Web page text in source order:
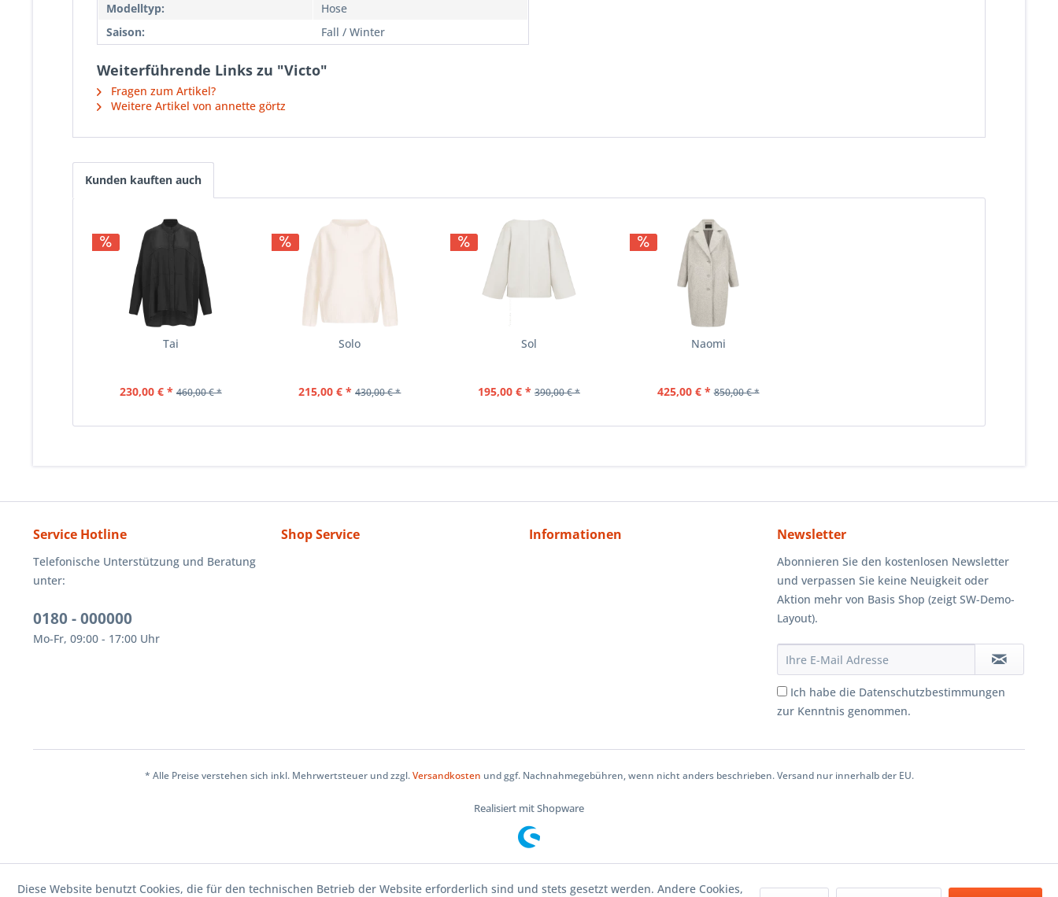
Modelltyp:
Hose
Saison:
Fall / Winter
Weiterführende Links zu "Victo"
Fragen zum Artikel?
Weitere Artikel von annette görtz
Kunden kauften auch
Tai
230,00 € * 460,00 € *
Solo
215,00 € * 430,00 € *
Sol
195,00 € * 390,00 € *
Naomi
425,00 € * 850,00 € *
Service Hotline
Telefonische Unterstützung und Beratung
unter:
0180 - 000000
Mo-Fr, 09:00 - 17:00 Uhr
Shop Service Informationen Newsletter
Abonnieren Sie den kostenlosen Newsletter
und verpassen Sie keine Neuigkeit oder
Aktion mehr von Basis Shop (zeigt SW-Demo-
Layout).
Ich habe die Datenschutzbestimmungen
zur Kenntnis genommen.
* Alle Preise verstehen sich inkl. Mehrwertsteuer und zzgl.Versandkosten und ggf. Nachnahmegebühren, wenn nicht anders beschrieben. Versand nur innerhalb der EU.
Realisiert mit Shopware
Diese Website benutzt Cookies, die für den technischen Betrieb der Website erforderlich sind und stets gesetzt werden. Andere Cookies,